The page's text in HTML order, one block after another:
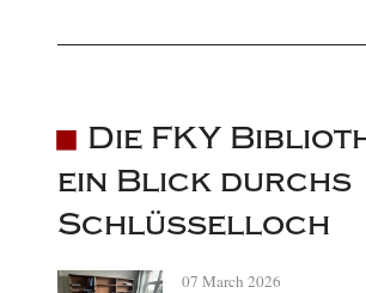
Die FKY
ein Blick durchs
Schlüsselloch
07 March 2026